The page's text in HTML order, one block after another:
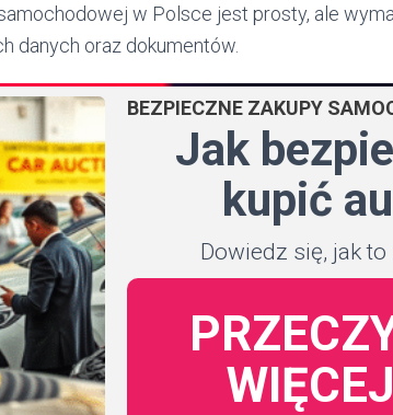
w Polsce jest prosty, ale
danych oraz dokumentów.
BEZPIECZNE ZAKUPY
Jak
kupić
Dowiedz się, jak to